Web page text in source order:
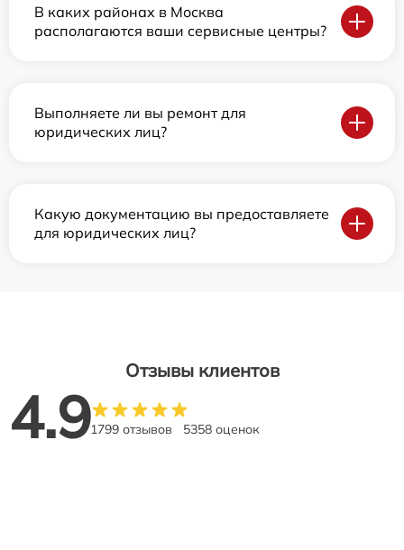
В каких районах в Москва
располагаются ваши сервисные центры?
Выполняете ли вы ремонт для
юридических лиц?
Какую документацию вы предоставляете
для юридических лиц?
Отзывы клиентов
4.91799 отзывов 5358 оценок